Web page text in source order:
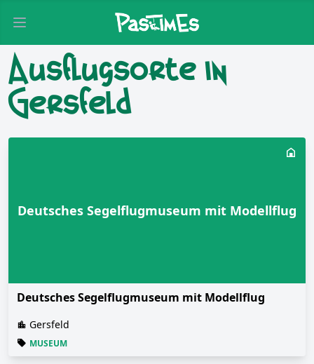
Open main menu
Ausflugsorte in
Gersfeld
Deutsches Segelflugmuseum mit Modellflug
Deutsches Segelflugmuseum mit Modellflug
Gersfeld
MUSEUM